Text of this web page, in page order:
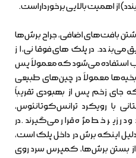
از اهمیت بالایی برخورداراست.
بافت‌های اضافی، جراح برش‌ها
می‌بندد. در پلک‌های فوقانی، از
استفاده می‌شود که معمولاً پس
این بخیه‌ها معمولاً در چین‌های طبیعی
جای زخم پس از بهبودی تقریباً
با رویکرد ترانس‌کوتانئوس،
زیر خط مژه قرار می‌گیرند. در
اینکه برش در داخل پلک است،
بستن برش‌ها، کمپرس سرد روی